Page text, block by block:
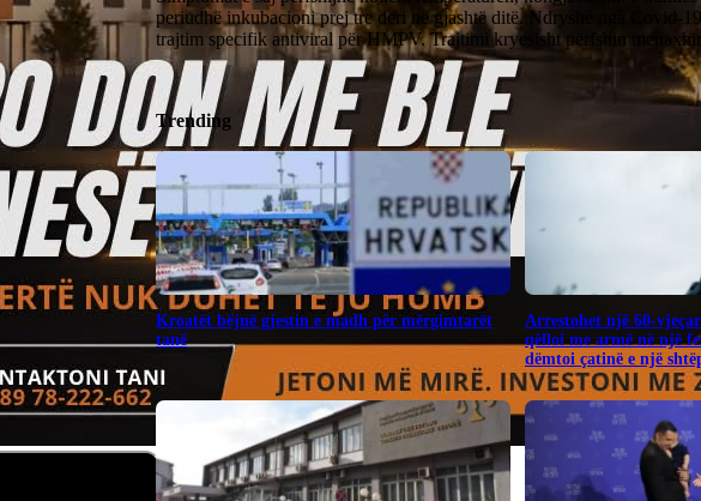
periudhë inkubacioni prej tre deri në gjashtë ditë. Ndryshe nga Covid-
trajtim specifik antiviral për HMPV. Trajtimi kryesisht përfshin
Trending
Kroatët bëjnë gjestin e madh për mërgimtarët
tanë
Arrestohet një 60-
qëlloi me armë në një
dëmtoi çatinë e një